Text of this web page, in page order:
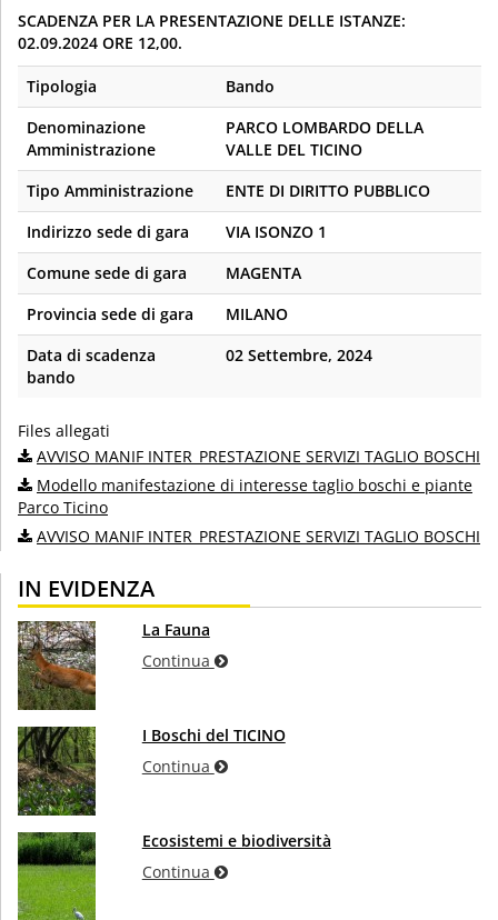
SCADENZA PER LA PRESENTAZIONE DELLE ISTANZE:
02.09.2024 ORE 12,00.
Tipologia
Bando
Denominazione
Amministrazione
PARCO LOMBARDO DELLA
VALLE DEL TICINO
Tipo Amministrazione
ENTE DI DIRITTO PUBBLICO
Indirizzo sede di gara
VIA ISONZO 1
Comune sede di gara
MAGENTA
Provincia sede di gara
MILANO
Data di scadenza
bando
02 Settembre, 2024
Files allegati
AVVISO MANIF INTER_PRESTAZIONE SERVIZI TAGLIO BOSCHI
Modello manifestazione di interesse taglio boschi e piante
Parco Ticino
AVVISO MANIF INTER_PRESTAZIONE SERVIZI TAGLIO BOSCHI
IN EVIDENZA
La Fauna
Continua
I Boschi del TICINO
Continua
Ecosistemi e biodiversità
Continua